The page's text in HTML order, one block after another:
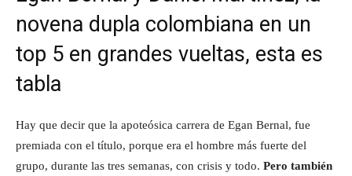
novena dupla colombiana en un
top 5 en grandes vueltas, esta es
tabla
Hay que decir que la apoteósica carrera de Egan Bernal, fue
premiada con el título, porque era el hombre más fuerte del
grupo, durante las tres semanas, con crisis y todo. Pero también